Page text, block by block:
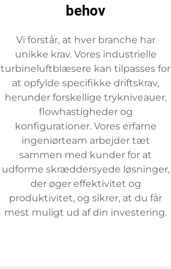
behov
Vi forstår, at hver branche har
unikke krav. Vores industrielle
turbineluftblæsere kan tilpasses for
at opfylde specifikke driftskrav,
herunder forskellige trykniveauer,
flowhastigheder og
konfigurationer. Vores erfarne
ingeniørteam arbejder tæt
sammen med kunder for at
udforme skræddersyede løsninger,
der øger effektivitet og
produktivitet, og sikrer, at du får
mest muligt ud af din investering.